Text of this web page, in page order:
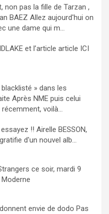
non pas la fille de Tarzan ,
BAEZ Allez aujourd'hui on
une dame qui m...
et l’article article ICI
blacklisté » dans les
Après NME puis celui
voilà...
essayez !! Airelle BESSON,
d'un nouvel alb...
ce soir, mardi 9
envie de dodo Pas